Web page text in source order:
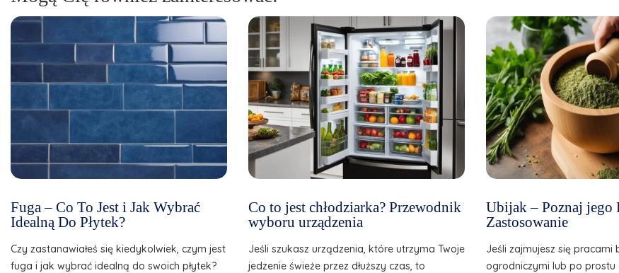
Fuga – Co To Jest i Jak Wybrać
Idealną Do Płytek?
Czy zastanawiałeś się kiedykolwiek, czym jest
fuga i jak wybrać idealną do swoich płytek?
Co to jest chłodziarka? Przewodnik
wyboru urządzenia
Jeśli szukasz urządzenia, które utrzyma Twoje
jedzenie świeże przez dłuższy czas, to
Ubijak – Poznaj jego
Zastosowanie
Jeśli zajmujesz się pracami
ogrodniczymi lub po prostu